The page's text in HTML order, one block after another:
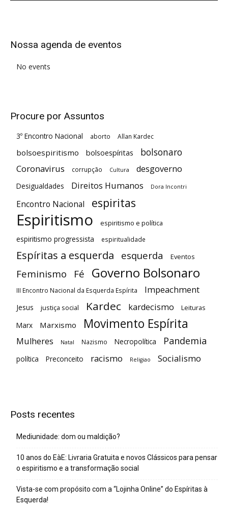
Nossa agenda de eventos
No events
Procure por Assuntos
3º Encontro Nacional aborto Allan Kardec
bolsoespiritismo bolsoespíritas bolsonaro
Coronavirus corrupção Cultura desgoverno
Desigualdades Direitos Humanos Dora Incontri
Encontro Nacional espiritas
Espiritismo espiritismo e política
espiritismo progressista espiritualidade
Espíritas a esquerda esquerda Eventos
Feminismo Fé Governo Bolsonaro
III Encontro Nacional da Esquerda Espírita Impeachment
Jesus justiça social Kardec kardecismo Leituras
Marx Marxismo Movimento Espírita
Mulheres Natal Nazismo Necropolítica Pandemia
política Preconceito racismo Religiao Socialismo
Posts recentes
Mediunidade: dom ou maldição?
10 anos do EàE: Livraria Gratuita e novos Clássicos para pensar
o espiritismo e a transformação social
Vista-se com propósito com a “Lojinha Online” do Espíritas à
Esquerda!